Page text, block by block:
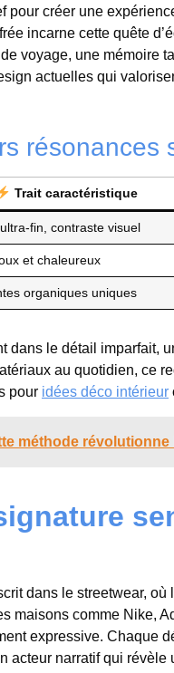
créer une
incarne cette quête
voyage, une mémoire
actuelles qui
résonances
Trait caractéristique
fin, contraste visuel
et chaleureux
organiques uniques
dans le détail imparfait,
au quotidien, ce
pour idées déco intérieur
méthode
dans le streetwear,
maisons comme Nike,
expressive. Chaque
acteur narratif qui